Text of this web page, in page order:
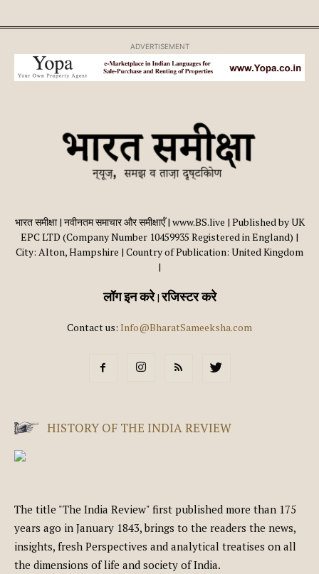
ADVERTISEMENT
भारत समीक्षा | नवीनतम समाचार और समीक्षाएँ | www.BS.live | Published by UK
EPC LTD (Company Number 10459935 Registered in England) |
City: Alton, Hampshire | Country of Publication: United Kingdom
|
लॉग इन करे|रजिस्टर करे
Contact us: Info@BharatSameeksha.com
HISTORY OF THE INDIA REVIEW
The title "The India Review" first published more than 175
years ago in January 1843, brings to the readers the news,
insights, fresh Perspectives and analytical treatises on all
the dimensions of life and society of India.